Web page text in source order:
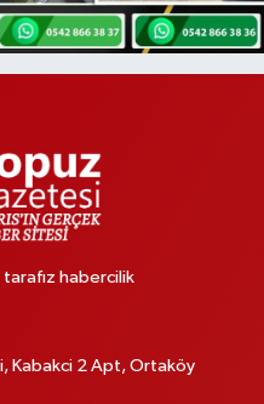
habercilik
Kabakci 2 Apt, Ortaköy